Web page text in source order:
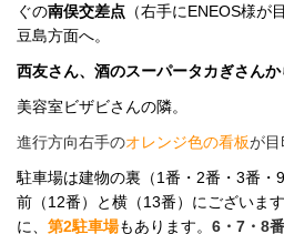
ぐの南俣交差点 （右手にENEOS様が
豆島方面へ。
西友さん、酒のスーパータカぎさん
美容室ビザビさんの隣。
進行方向右手のオレンジ色の看板が目
駐車場は建物の裏（1番・2番・3番・
前（12番）と横（13番）にございます
に、 第2駐車場もあります。 6・7・8番